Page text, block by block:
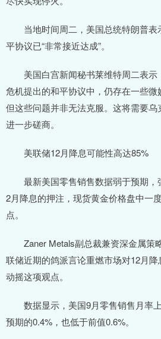
当地时间周二，美国总统特朗普表
平协议已“非常接近达成”。
美国白宫新闻秘书莱维特周二表示
危机提出的和平协议中，仍存在一些微
但这些问题并非无法克服。这将需要
进一步磋商。
美联储12月降息可能性高达85%
最新美国零售销售数据弱于预期，
2月降息的押注，现货黄金价格盘中一
点。
Zaner Metals副总裁兼资深金属策
联储近期的鸽派言论重燃市场对12月
动摇这项观点。
数据显示，美国9月零售销售月率
预期的0.4%，也低于前值0.6%。